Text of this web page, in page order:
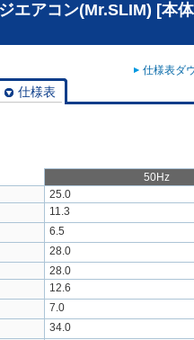
エアコン(Mr.SLIM) [本
仕様表ダ
仕様表
50Hz
25.0
11.3
6.5
28.0
28.0
12.6
7.0
34.0